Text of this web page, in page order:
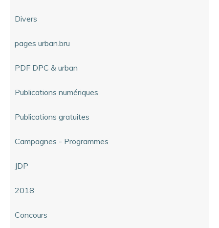
Divers
pages urban.bru
PDF DPC & urban
Publications numériques
Publications gratuites
Campagnes - Programmes
JDP
2018
Concours